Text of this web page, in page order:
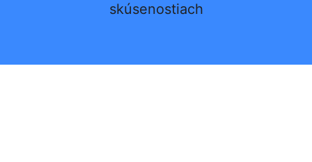
skúsenostiach